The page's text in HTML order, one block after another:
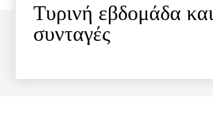
Τυρινή εβδομάδα και
συνταγές